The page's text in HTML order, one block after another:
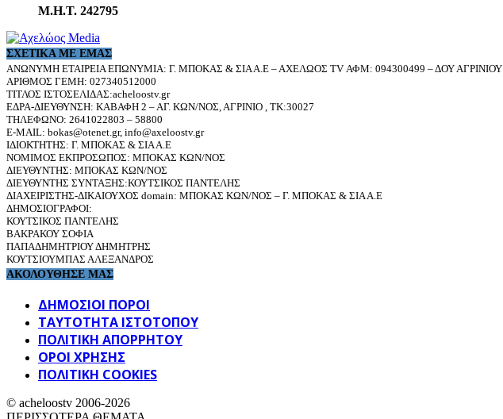
Μ.Η.Τ. 242795
ΣΧΕΤΙΚΆ ΜΕ ΕΜΆΣ
ΑΝΩΝΥΜΗ ΕΤΑΙΡΕΙΑ ΕΠΩΝΥΜΙΑ: Γ. ΜΠΟΚΑΣ & ΣΙΑ Α.Ε – ΑΧΕΛΩΟΣ TV ΑΦΜ: 094300499 – ΔΟΥ ΑΓΡΙΝΙΟΥ
ΑΡΙΘΜΟΣ ΓΕΜΗ: 027340512000
ΤΙΤΛΟΣ ΙΣΤΟΣΕΛΙΔΑΣ:acheloostv.gr
ΕΔΡΑ-ΔΙΕΥΘΥΝΣΗ: ΚΑΒΑΦΗ 2 – ΑΓ. ΚΩΝ/ΝΟΣ, ΑΓΡΙΝΙΟ , ΤΚ:30027
ΤΗΛΕΦΩΝΟ: 2641022803 – 58800
E-MAIL: bokas@otenet.gr, info@axeloostv.gr
ΙΔΙΟΚΤΗΤΗΣ: Γ. ΜΠΟΚΑΣ & ΣΙΑ Α.Ε
ΝΟΜΙΜΟΣ ΕΚΠΡΟΣΩΠΟΣ: ΜΠΟΚΑΣ ΚΩΝ/ΝΟΣ
ΔΙΕΥΘΥΝΤΗΣ: ΜΠΟΚΑΣ ΚΩΝ/ΝΟΣ
ΔΙΕΥΘΥΝΤΗΣ ΣΥΝΤΑΞΗΣ:ΚΟΥΤΣΙΚΟΣ ΠΑΝΤΕΛΗΣ
ΔΙΑΧΕΙΡΙΣΤΗΣ-ΔΙΚΑΙΟΥΧΟΣ domain: ΜΠΟΚΑΣ ΚΩΝ/ΝΟΣ – Γ. ΜΠΟΚΑΣ & ΣΙΑ Α.Ε
ΔΗΜΟΣΙΟΓΡΑΦΟΙ:
ΚΟΥΤΣΙΚΟΣ ΠΑΝΤΕΛΗΣ
ΒΑΚΡΑΚΟΥ ΣΟΦΙΑ
ΠΑΠΑΔΗΜΗΤΡΙΟΥ ΔΗΜΗΤΡΗΣ
ΚΟΥΤΣΙΟΥΜΠΑΣ ΑΛΕΞΑΝΔΡΟΣ
ΑΚΟΛΟΥΘΗΣΕ ΜΑΣ
ΔΗΜΟΣΙΟΙ ΠΟΡΟΙ
ΤΑΥΤΌΤΗΤΑ ΙΣΤΌΤΟΠΟΥ
ΠΟΛΙΤΙΚΉ ΑΠΟΡΡΉΤΟΥ
ΌΡΟΙ ΧΡΉΣΗΣ
ΠΟΛΙΤΙΚΗ COOKIES
© acheloostv 2006-2026